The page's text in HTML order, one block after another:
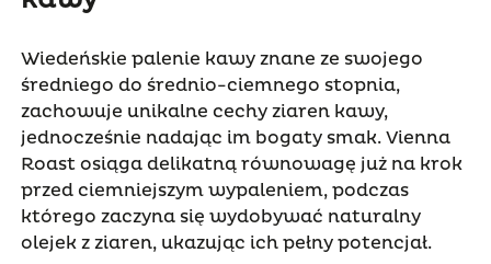
Wiedeńskie palenie kawy znane ze swojego
średniego do średnio-ciemnego stopnia,
zachowuje unikalne cechy ziaren kawy,
jednocześnie nadając im bogaty smak. Vienna
Roast osiąga delikatną równowagę już na krok
przed ciemniejszym wypaleniem, podczas
którego zaczyna się wydobywać naturalny
olejek z ziaren, ukazując ich pełny potencjał.